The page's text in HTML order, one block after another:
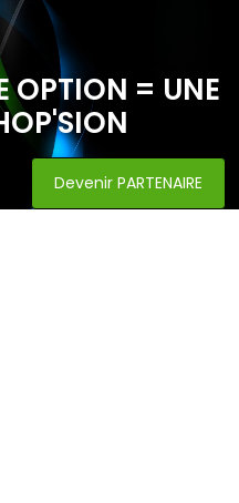
OPTION = UNE
Devenir PARTENAIRE